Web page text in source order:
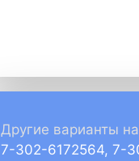
Другие варианты
7-302-6172564, 7-